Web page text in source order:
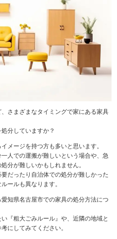
さまざまなタイミングで家にある家具
分していますか？
メージを持つ方も多いと思います。
人での運搬が難しいという場合や、急
分が難しいかもしれません。
だったり自治体での処分が難しかった
ールも異なります。
愛知県名古屋市での家具の処分方法につ
『粗大ごみルール』や、近隣の地域と
にしてみてください。